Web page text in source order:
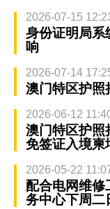
2026-07-15
身份证明局
响
2026-07-14
澳门特区护照
2026-06-12
澳门特区护照
免签证入境柬
2026-05-22
配合电网维
务中心下周二